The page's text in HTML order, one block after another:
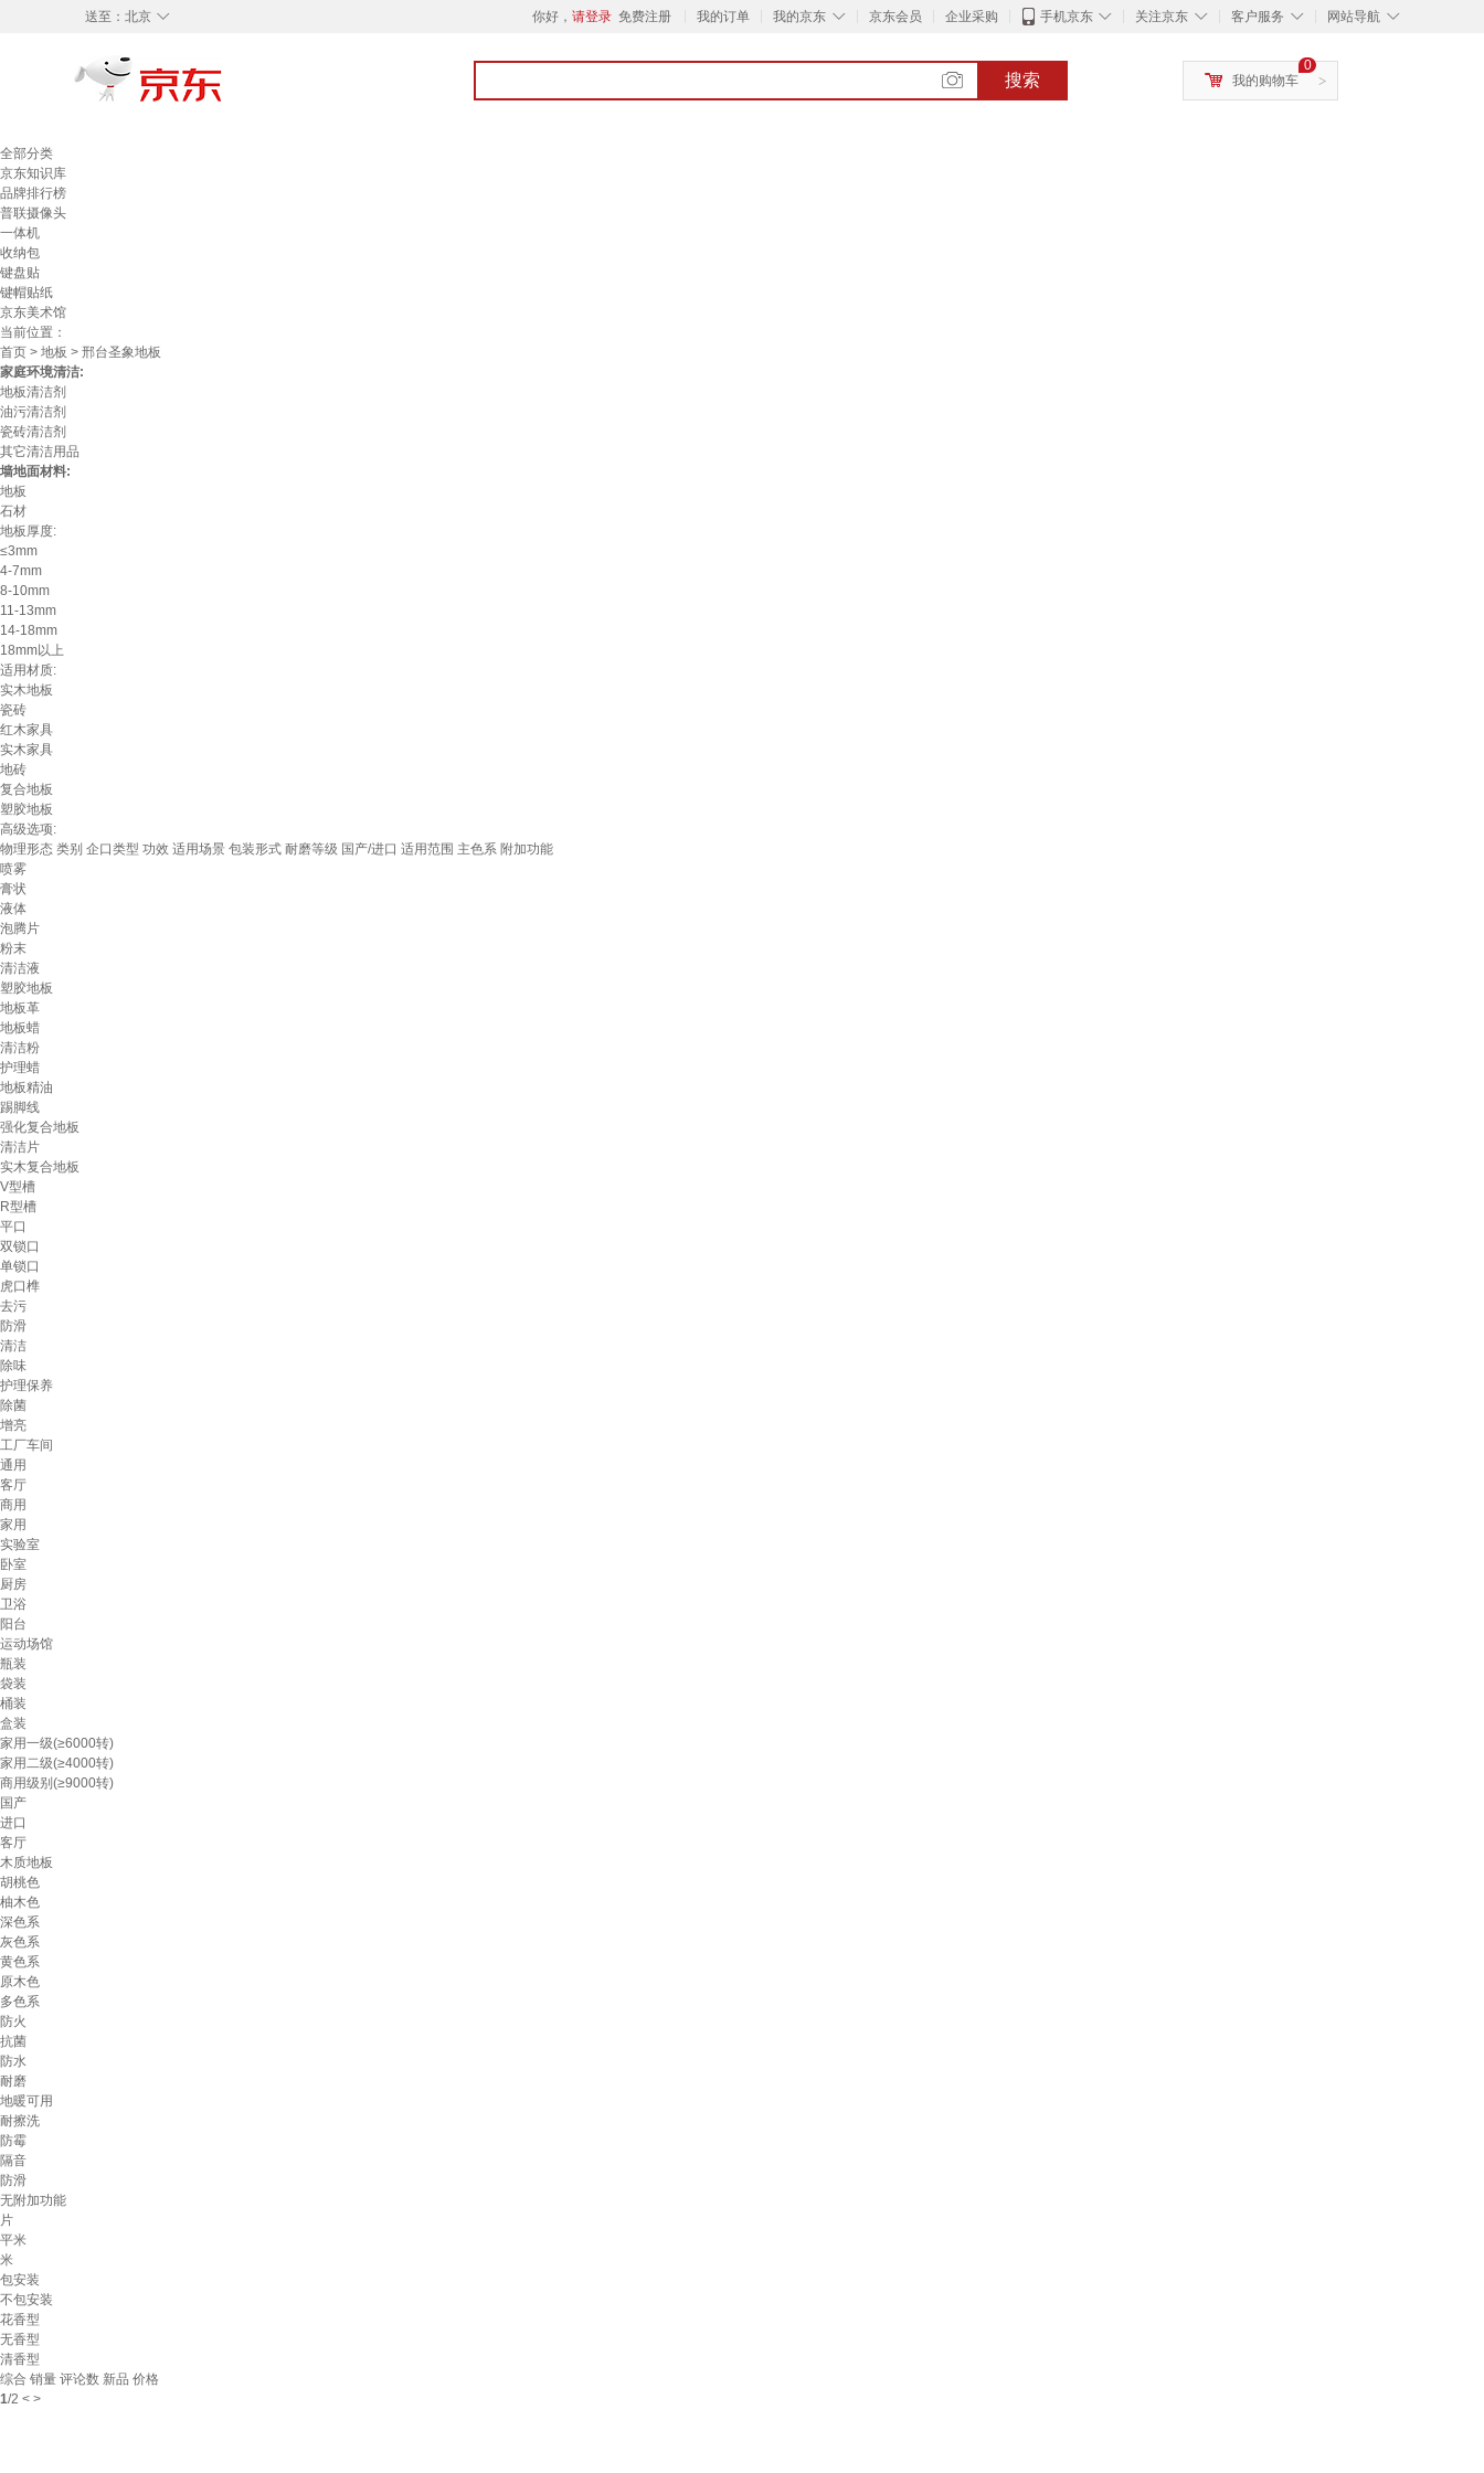
◇
送至： 北京 你好， 请登录 免费注册 我的订单 ◇
我的京东 京东会员 企业采购 ◇
手机京东 ◇
关注京东 ◇
客户服务 ◇
网站导航
搜索 >
0
我的购物车
全部分类
京东知识库
品牌排行榜
普联摄像头
一体机
收纳包
键盘贴
键帽贴纸
京东美术馆
当前位置：
首页 > 地板 > 邢台圣象地板
家庭环境清洁:
地板清洁剂
油污清洁剂
瓷砖清洁剂
其它清洁用品
墙地面材料:
地板
石材
地板厚度:
≤3mm
4-7mm
8-10mm
11-13mm
14-18mm
18mm以上
适用材质:
实木地板
瓷砖
红木家具
实木家具
地砖
复合地板
塑胶地板
高级选项:
物理形态 类别 企口类型 功效 适用场景 包装形式 耐磨等级 国产/进口 适用范围 主色系 附加功能
喷雾
膏状
液体
泡腾片
粉末
清洁液
塑胶地板
地板革
地板蜡
清洁粉
护理蜡
地板精油
踢脚线
强化复合地板
清洁片
实木复合地板
V型槽
R型槽
平口
双锁口
单锁口
虎口榫
去污
防滑
清洁
除味
护理保养
除菌
增亮
工厂车间
通用
客厅
商用
家用
实验室
卧室
厨房
卫浴
阳台
运动场馆
瓶装
袋装
桶装
盒装
家用一级(≥6000转)
家用二级(≥4000转)
商用级别(≥9000转)
国产
进口
客厅
木质地板
胡桃色
柚木色
深色系
灰色系
黄色系
原木色
多色系
防火
抗菌
防水
耐磨
地暖可用
耐擦洗
防霉
隔音
防滑
无附加功能
片
平米
米
包安装
不包安装
花香型
无香型
清香型
综合 销量 评论数 新品 价格
1/2 < >